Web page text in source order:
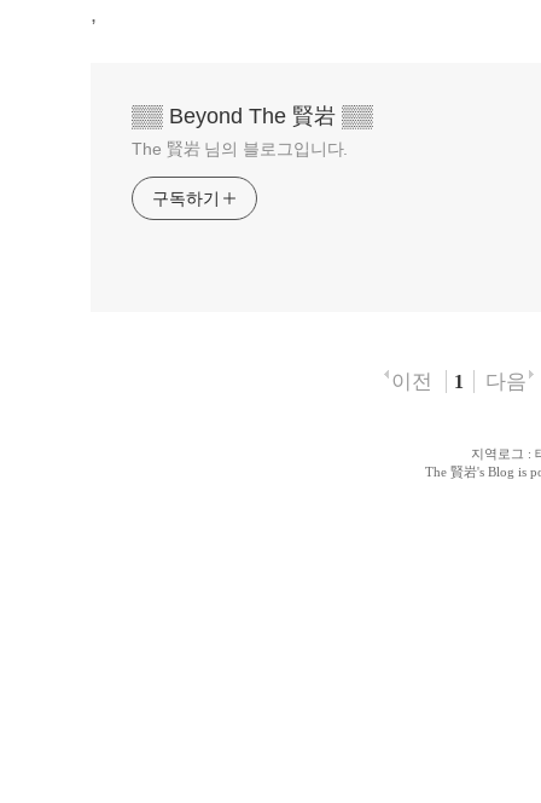
,
▒▒ Beyond The 賢岩 ▒▒
The 賢岩 님의 블로그입니다.
구독하기
이전 1 다음
지역로그 :
The 賢岩's Blog is